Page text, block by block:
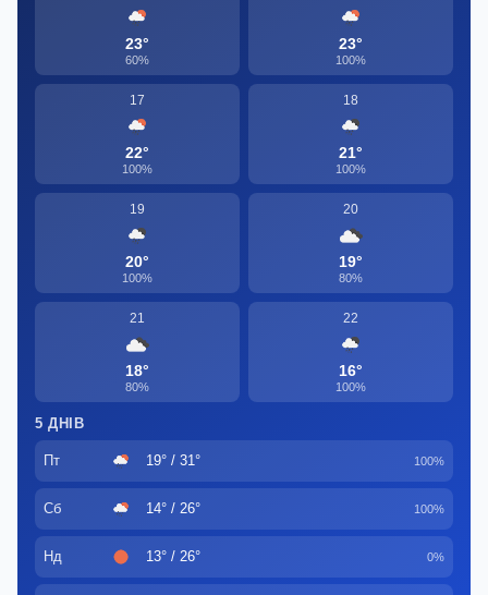
23°
60%
23°
100%
17
22°
100%
18
21°
100%
19
20°
100%
20
19°
80%
21
18°
80%
22
16°
100%
5 ДНІВ
Пт 19° / 31° 100%
Сб 14° / 26° 100%
Нд 13° / 26° 0%